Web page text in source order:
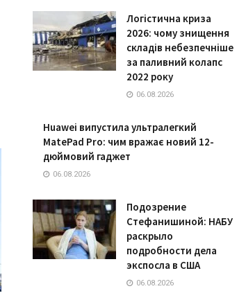
Логістична криза
2026: чому знищення
складів небезпечніше
за паливний колапс
2022 року
06.08.2026
Huawei випустила ультралегкий
MatePad Pro: чим вражає новий 12-
дюймовий гаджет
06.08.2026
Подозрение
Стефанишиной: НАБУ
раскрыло
подробности дела
экспосла в США
06.08.2026